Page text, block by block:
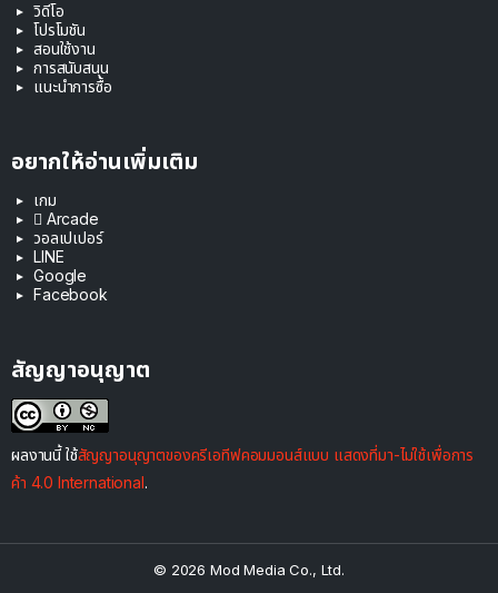
วิดีโอ
โปรโมชัน
สอนใช้งาน
การสนับสนุน
แนะนำการซื้อ
อยากให้อ่านเพิ่มเติม
เกม
 Arcade
วอลเปเปอร์
LINE
Google
Facebook
สัญญาอนุญาต
ผลงานนี้ ใช้สัญญาอนุญาตของครีเอทีฟคอมมอนส์แบบ แสดงที่มา-ไม่ใช้เพื่อการ
ค้า 4.0 International.
© 2026 Mod Media Co., Ltd.